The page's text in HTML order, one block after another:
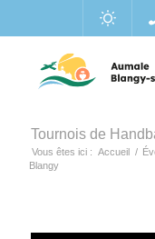
Tournois de
Vous êtes ici : Accueil /
Blangy